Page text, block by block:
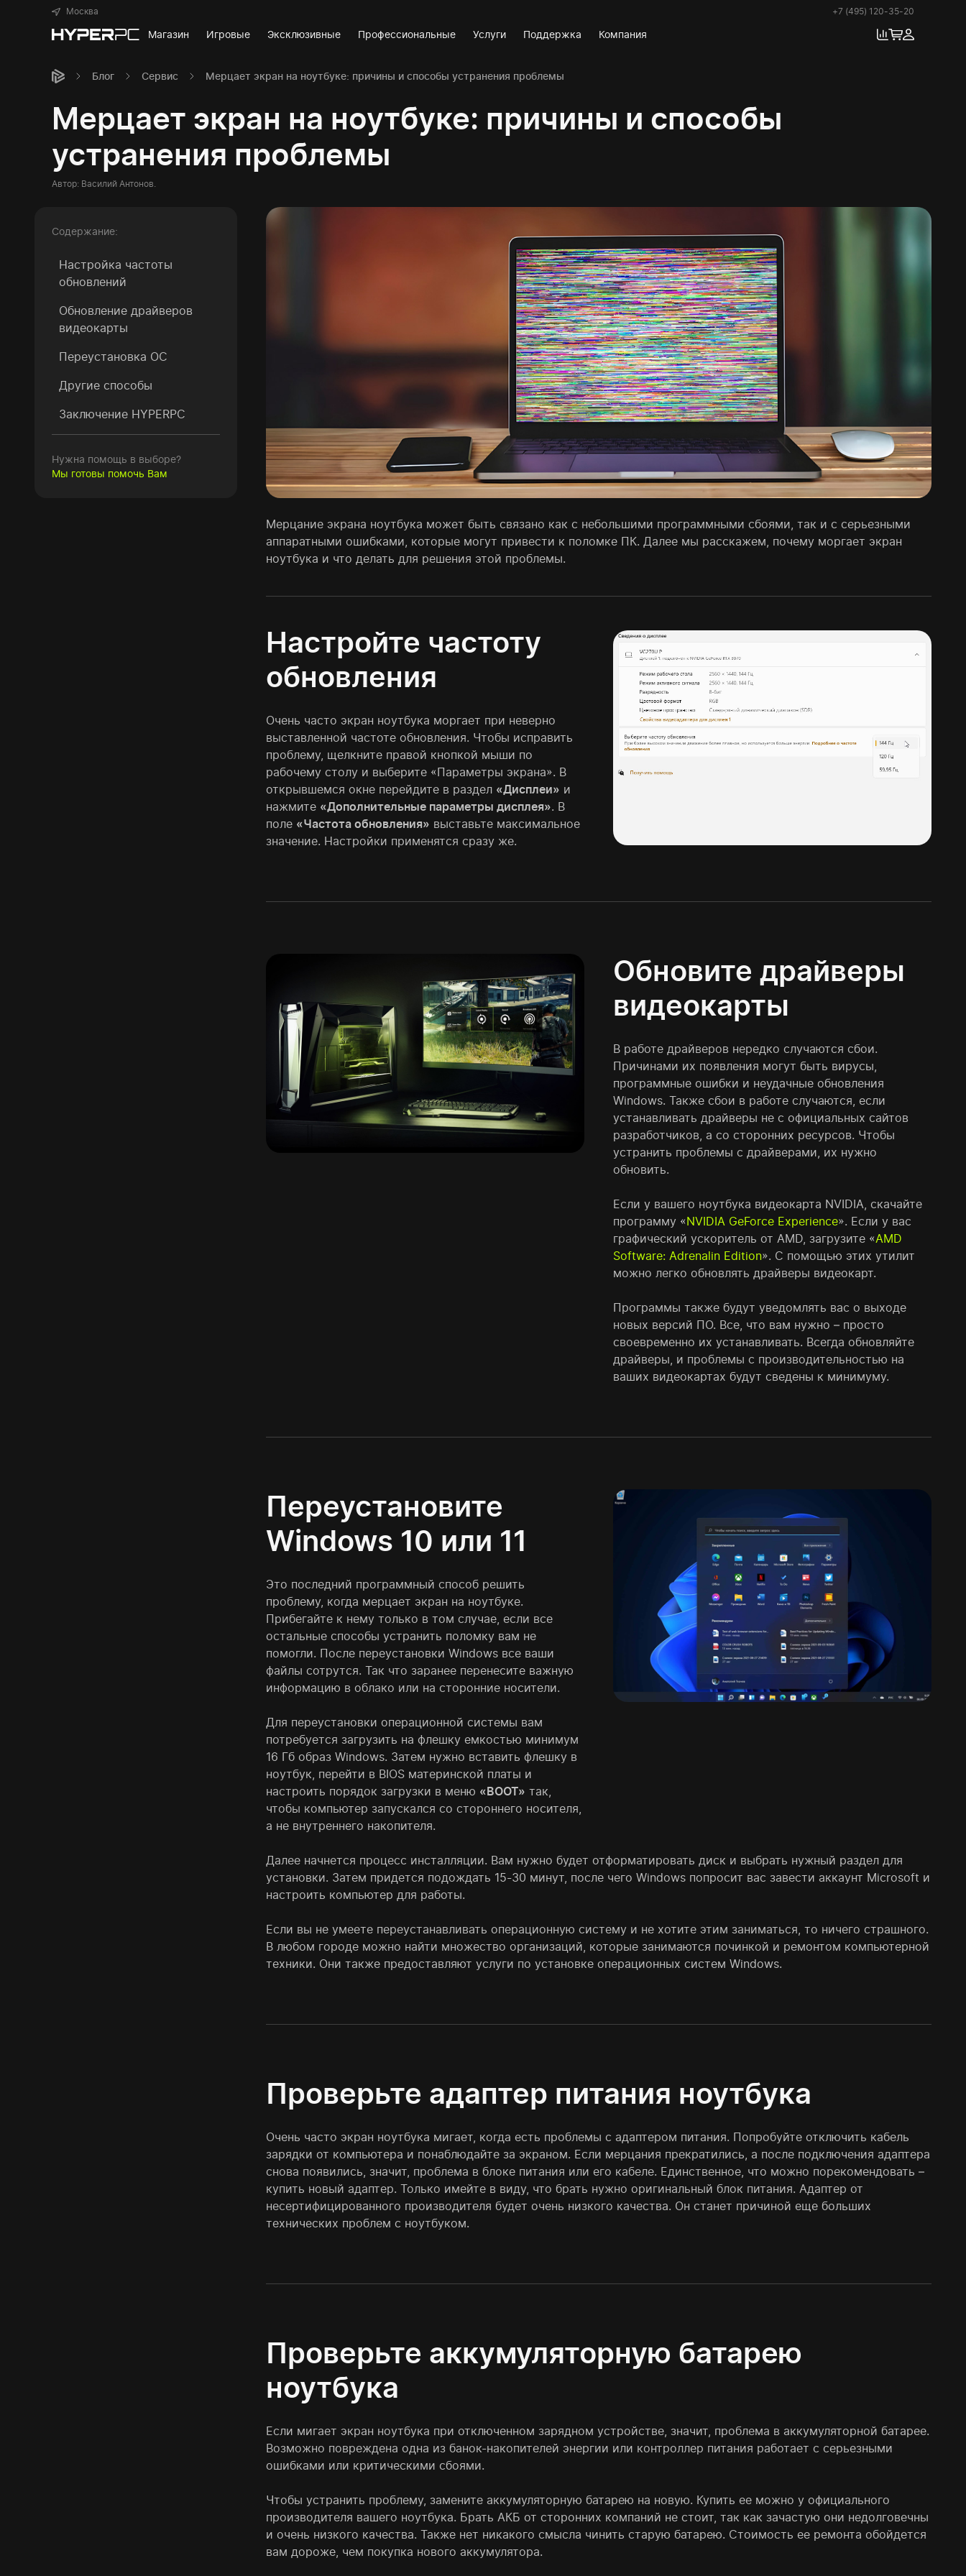
Москва +7 (495) 120-35-20
Магазин Игровые Эксклюзивные Профессиональные Услуги Поддержка Компания
Блог Сервис Мерцает экран на ноутбуке: причины и способы устранения проблемы
Мерцает экран на ноутбуке: причины и способы
устранения проблемы
Автор: Василий Антонов.
Содержание:
Настройка частоты
обновлений
Обновление драйверов
видеокарты
Переустановка ОС
Другие способы
Заключение HYPERPC
Нужна помощь в выборе?
Мы готовы помочь Вам
Мерцание экрана ноутбука может быть связано как с небольшими программными сбоями, так и с серьезными
аппаратными ошибками, которые могут привести к поломке ПК. Далее мы расскажем, почему моргает экран
ноутбука и что делать для решения этой проблемы.
Настройте частоту
обновления
Очень часто экран ноутбука моргает при неверно
выставленной частоте обновления. Чтобы исправить
проблему, щелкните правой кнопкой мыши по
рабочему столу и выберите «Параметры экрана». В
открывшемся окне перейдите в раздел «Дисплеи» и
нажмите «Дополнительные параметры дисплея». В
поле «Частота обновления» выставьте максимальное
значение. Настройки применятся сразу же.
Обновите драйверы
видеокарты
В работе драйверов нередко случаются сбои.
Причинами их появления могут быть вирусы,
программные ошибки и неудачные обновления
Windows. Также сбои в работе случаются, если
устанавливать драйверы не с официальных сайтов
разработчиков, а со сторонних ресурсов. Чтобы
устранить проблемы с драйверами, их нужно
обновить.
Если у вашего ноутбука видеокарта NVIDIA, скачайте
программу «NVIDIA GeForce Experience». Если у вас
графический ускоритель от AMD, загрузите «AMD
Software: Adrenalin Edition». С помощью этих утилит
можно легко обновлять драйверы видеокарт.
Программы также будут уведомлять вас о выходе
новых версий ПО. Все, что вам нужно – просто
своевременно их устанавливать. Всегда обновляйте
драйверы, и проблемы с производительностью на
ваших видеокартах будут сведены к минимуму.
Переустановите
Windows 10 или 11
Это последний программный способ решить
проблему, когда мерцает экран на ноутбуке.
Прибегайте к нему только в том случае, если все
остальные способы устранить поломку вам не
помогли. После переустановки Windows все ваши
файлы сотрутся. Так что заранее перенесите важную
информацию в облако или на сторонние носители.
Для переустановки операционной системы вам
потребуется загрузить на флешку емкостью минимум
16 Гб образ Windows. Затем нужно вставить флешку в
ноутбук, перейти в BIOS материнской платы и
настроить порядок загрузки в меню «BOOT» так,
чтобы компьютер запускался со стороннего носителя,
а не внутреннего накопителя.
Далее начнется процесс инсталляции. Вам нужно будет отформатировать диск и выбрать нужный раздел для
установки. Затем придется подождать 15-30 минут, после чего Windows попросит вас завести аккаунт Microsoft и
настроить компьютер для работы.
Если вы не умеете переустанавливать операционную систему и не хотите этим заниматься, то ничего страшного.
В любом городе можно найти множество организаций, которые занимаются починкой и ремонтом компьютерной
техники. Они также предоставляют услуги по установке операционных систем Windows.
Проверьте адаптер питания ноутбука
Очень часто экран ноутбука мигает, когда есть проблемы с адаптером питания. Попробуйте отключить кабель
зарядки от компьютера и понаблюдайте за экраном. Если мерцания прекратились, а после подключения адаптера
снова появились, значит, проблема в блоке питания или его кабеле. Единственное, что можно порекомендовать –
купить новый адаптер. Только имейте в виду, что брать нужно оригинальный блок питания. Адаптер от
несертифицированного производителя будет очень низкого качества. Он станет причиной еще больших
технических проблем с ноутбуком.
Проверьте аккумуляторную батарею
ноутбука
Если мигает экран ноутбука при отключенном зарядном устройстве, значит, проблема в аккумуляторной батарее.
Возможно повреждена одна из банок-накопителей энергии или контроллер питания работает с серьезными
ошибками или критическими сбоями.
Чтобы устранить проблему, замените аккумуляторную батарею на новую. Купить ее можно у официального
производителя вашего ноутбука. Брать АКБ от сторонних компаний не стоит, так как зачастую они недолговечны
и очень низкого качества. Также нет никакого смысла чинить старую батарею. Стоимость ее ремонта обойдется
вам дороже, чем покупка нового аккумулятора.